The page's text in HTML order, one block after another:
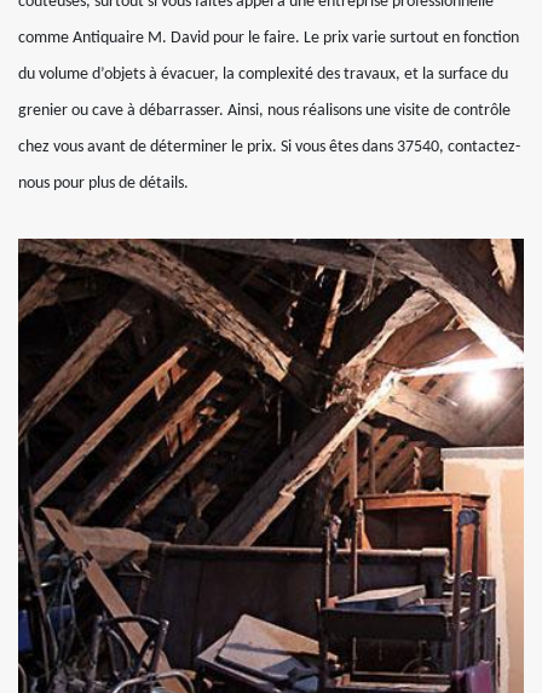
comme Antiquaire M. David pour le faire. Le prix varie surtout en fonction
du volume d’objets à évacuer, la complexité des travaux, et la surface du
grenier ou cave à débarrasser. Ainsi, nous réalisons une visite de contrôle
chez vous avant de déterminer le prix. Si vous êtes dans 37540, contactez-
nous pour plus de détails.